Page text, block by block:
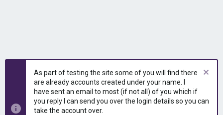
As part of testing the site some of you will find there
are already accounts created under your name. I
have sent an email to most (if not all) of you which if
you reply I can send you over the login details so you can
take the account over.